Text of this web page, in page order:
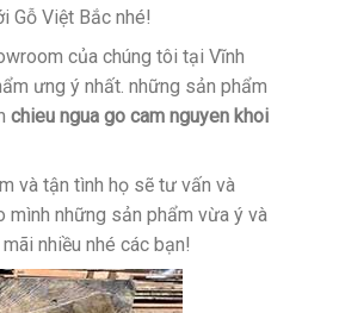
Gỗ Việt Bắc nhé!
của chúng tôi tại Vĩnh
ưng ý nhất. những sản phẩm
chieu ngua go cam nguyen khoi
và tận tình họ sẽ tư vấn và
mình những sản phẩm vừa ý và
nhiều nhé các bạn!